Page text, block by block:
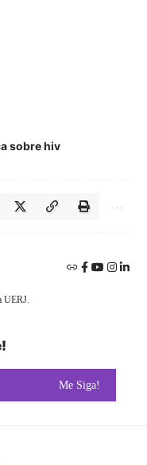
sobre hiv
UERJ.
Me Siga!